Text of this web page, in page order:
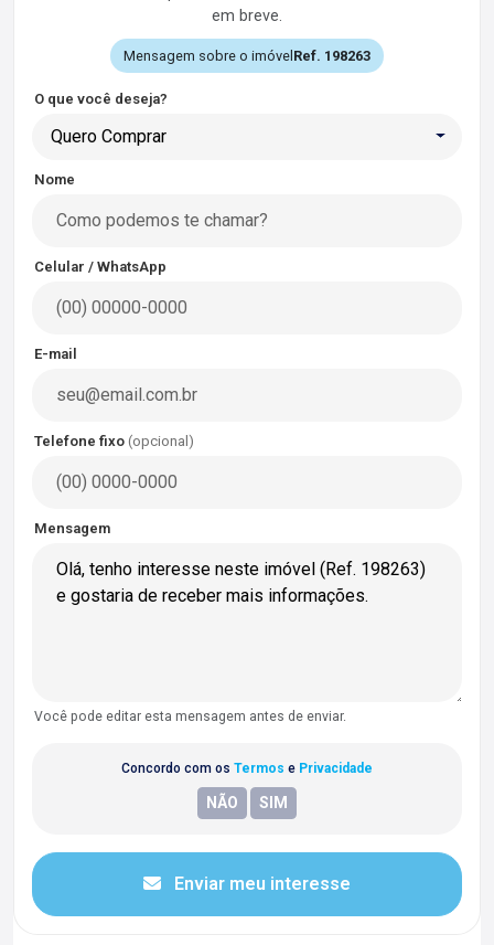
em breve.
Mensagem sobre o imóvelRef. 198263
O que você deseja?
Quero Comprar
Nome
Celular / WhatsApp
E-mail
Telefone fixo (opcional)
Mensagem
Você pode editar esta mensagem antes de enviar.
Concordo com os Termos e Privacidade
Enviar meu interesse